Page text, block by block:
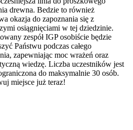
drewna. Bedzie to również
okazja do zapoznania się z
osiągnięciami w tej dziedzinie.
zespół IGP osobiście będzie
Państwu podczas całego
zapewniając moc wrażeń oraz
wiedzę. Liczba uczestników jest
do maksymalnie 30 osób.
miejsce już teraz!